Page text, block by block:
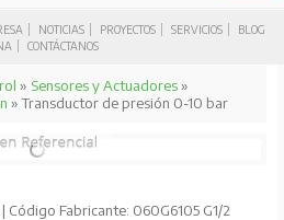
NOTICIAS PROYECTOS SERVICIOS
BLOG
CONTÁCTANOS
» Sensores y Actuadores»
» Transductor de presión 0-10 bar
Fabricante: 060G6105 G1/2